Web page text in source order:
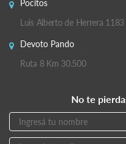
Pocitos
Luis Alberto de Herrera 1183
Devoto Pando
Ruta 8 Km 30.500
No te